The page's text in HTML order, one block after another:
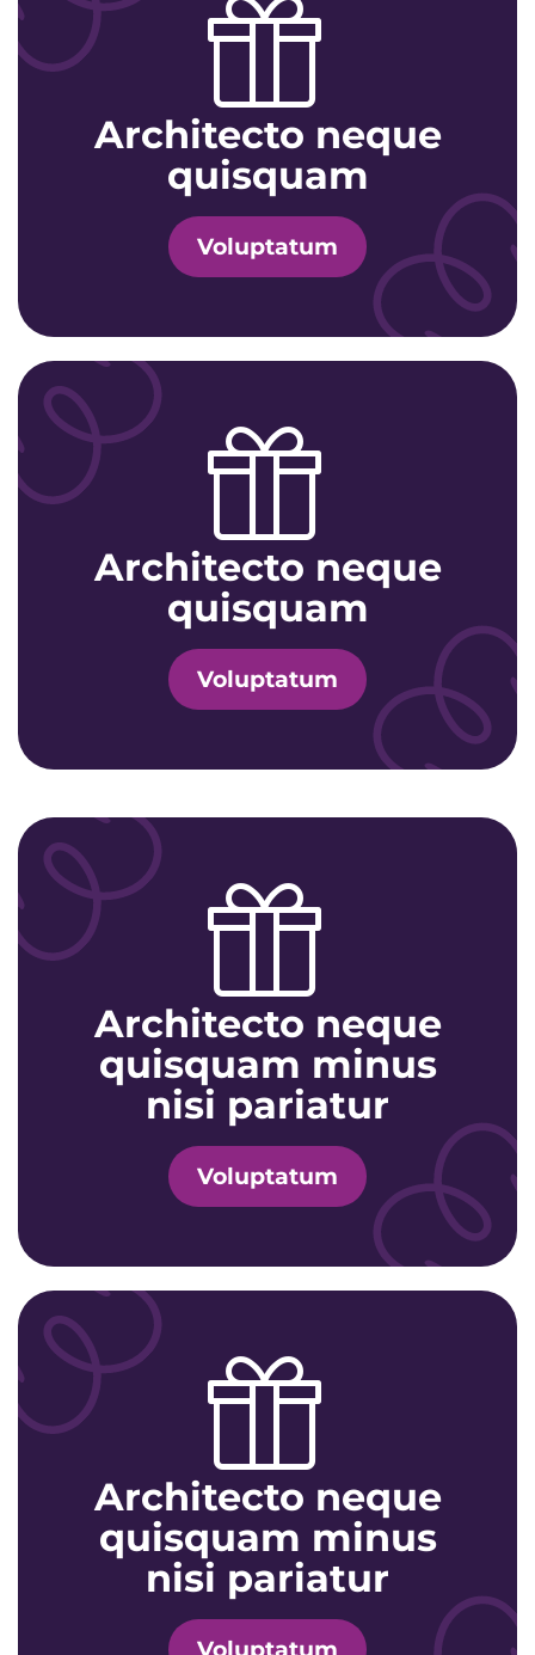
Architecto neque
quisquam
Voluptatum
Architecto neque
quisquam
Voluptatum
Architecto neque
quisquam minus
nisi pariatur
Voluptatum
Architecto neque
quisquam minus
nisi pariatur
Voluptatum